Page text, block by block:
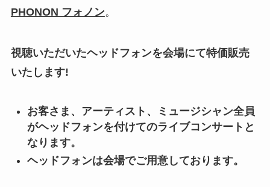
PHONON フォノン。
視聴いただいたヘッドフォンを会場にて特価販売
いたします!
お客さま、アーティスト、ミュージシャン全員
がヘッドフォンを付けてのライブコンサートと
なります。
ヘッドフォンは会場でご用意しております。